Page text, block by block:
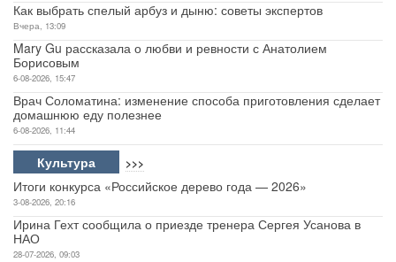
Как выбрать спелый арбуз и дыню: советы экспертов
Вчера, 13:09
Mary Gu рассказала о любви и ревности с Анатолием
Борисовым
6-08-2026, 15:47
Врач Соломатина: изменение способа приготовления сделает
домашнюю еду полезнее
6-08-2026, 11:44
Культура >>>
Итоги конкурса «Российское дерево года — 2026»
3-08-2026, 20:16
Ирина Гехт сообщила о приезде тренера Сергея Усанова в
НАО
28-07-2026, 09:03